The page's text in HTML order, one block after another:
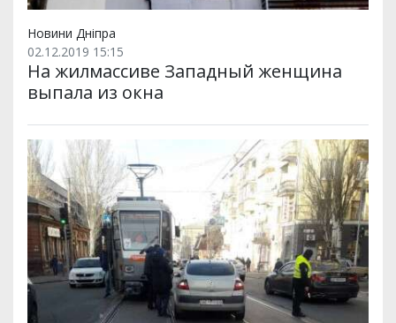
Новини Дніпра
02.12.2019 15:15
На жилмассиве Западный женщина
выпала из окна